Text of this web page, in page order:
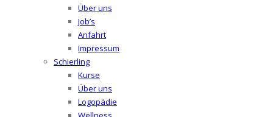
Über uns
Job’s
Anfahrt
Impressum
Schierling
Kurse
Über uns
Logopädie